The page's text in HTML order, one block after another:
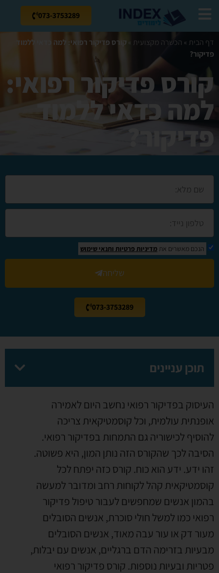
073-3753289
דף הבית » הכשרה מקצועית »קורס פדיקור רפואי: למה כדאי ללמוד
פדיקור?
קורס פדיקור רפואי:
למה כדאי ללמוד
פדיקור?
הנכם מאשרים את מדיניות פרטיות ותנאי שימוש
שליחה
073-3753289
תוכן עניינים
העיסוק בפדיקור רפואי נחשב היום לאמירה
אופנתית עולמית, וכל קוסמטיקאית צריכה
להוסיף לכישוריה גם התמחות בפדיקור רפואי.
הסיבה לכך שהקורס הזה נותן המון, היא פשוטה.
זהו ידע. ידע הוא כוח. קורס כזה יפתח לכל
קוסמטיקאית קהל לקוחות רחב ומדובר למעשה
בהמון אנשים שמחפשים לעבור טיפול פדיקור
רפואי כמו למשל חולי סוכרת, אנשים הסובלים
מעור דק או עור עבה מאוד, אנשים הסובלים
מבעיות בזרימה הדם ברגליים, אנשים עם יבלות,
פטריות ובעיות נוספות. קורס פדיקור רפואי